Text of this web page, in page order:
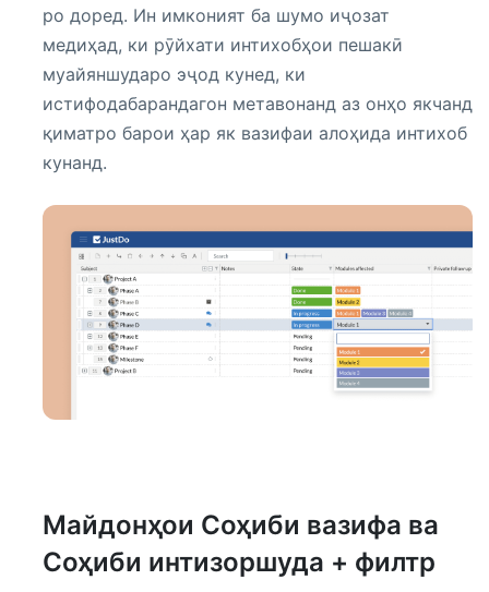
ро доред. Ин имконият ба шумо иҷозат
медиҳад, ки рӯйхати интихобҳои пешакӣ
муайяншударо эҷод кунед, ки
истифодабарандагон метавонанд аз онҳо якчанд
қиматро барои ҳар як вазифаи алоҳида интихоб
кунанд.
Майдонҳои Соҳиби вазифа ва
Соҳиби интизоршуда + филтр